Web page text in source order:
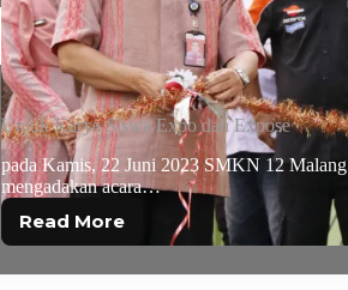
Unjuk Karya Siswa Expo dan Expose
pada Kamis, 22 Juni 2023 SMKN 12 Malang
mengadakan acara…
Read More